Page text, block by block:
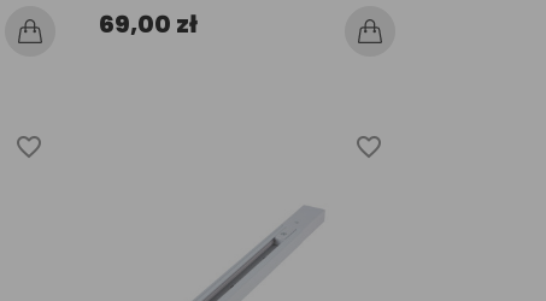
69,00 zł
favorite_border favorite_border